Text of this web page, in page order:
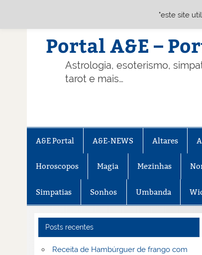
Portal A&E –
Astrologia, esoterismo,
tarot e mais…
A&E Portal A&E-NEWS Altares
Horoscopos Magia Mezinhas
Simpatias Sonhos Umbanda
Posts recentes
Receita de Hambúrguer de frango com
"este site